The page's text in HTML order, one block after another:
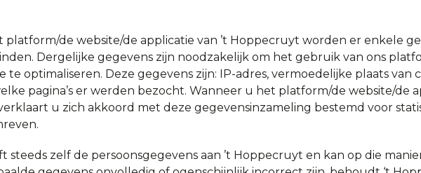
platform/de website/de applicatie van ’t Hoppecruyt worden er enkele
Dergelijke gegevens zijn noodzakelijk om het gebruik van ons
te optimaliseren. Deze gegevens zijn: IP-adres, vermoedelijke plaats van
pagina’s er werden bezocht. Wanneer u het platform/de website/de
u zich akkoord met deze gegevensinzameling bestemd voor
steeds zelf de persoonsgegevens aan ’t Hoppecruyt en kan op die